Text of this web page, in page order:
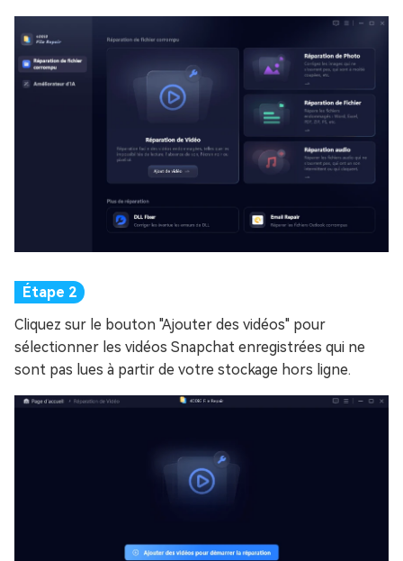
Cliquez sur le bouton "Ajouter des vidéos" pour
sélectionner les vidéos Snapchat enregistrées qui ne
sont pas lues à partir de votre stockage hors ligne.